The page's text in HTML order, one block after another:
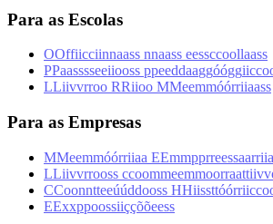
Para as Escolas
OOffiicciinnaass nnaass eessccoollaass
PPaasssseeiiooss ppeeddaaggóóggiicco
LLiivvrroo RRiioo MMeemmóórriiaass
Para as Empresas
MMeemmóórriiaa EEmmpprreessaarriia
LLiivvrrooss ccoommeemmoorraattiivv
CCoonntteeúúddooss HHiissttóórriicco
EExxppoossiiççõõeess